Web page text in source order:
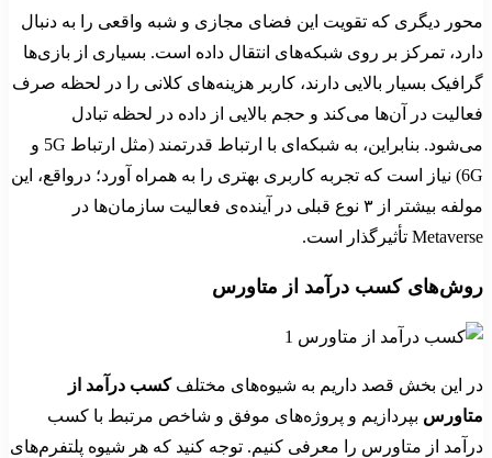
محور دیگری که تقویت این فضای مجازی و شبه واقعی را به دنبال
دارد، تمرکز بر روی شبکه‌های انتقال داده است. بسیاری از بازی‌ها
گرافیک بسیار بالایی دارند، کاربر هزینه‌های کلانی را در لحظه صرف
فعالیت‌ در آن‌ها می‌کند و حجم بالایی از داده در لحظه تبادل
می‌شود. بنابراین، به شبکه‌ای با ارتباط قدرتمند (مثل ارتباط 5G و
6G) نیاز است که تجربه کاربری بهتری را به همراه آورد؛ درواقع، این
مولفه بیشتر از ۳ نوع قبلی در آینده‌ی فعالیت سازمان‌ها در
Metaverse تأثیرگذار است.
روش‌های کسب درآمد از متاورس
در این بخش قصد داریم به شیوه‌های مختلفکسب درآمد از
متاورس بپردازیم و پروژه‌های موفق و شاخص مرتبط با کسب
درآمد از متاورس را معرفی کنیم. توجه کنید که هر شیوه پلتفرم‌های